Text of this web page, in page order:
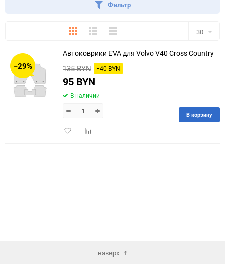
Фильтр
ПлиткаПодробноКомпактно 30
30
150
−29%
Автоковрики EVA для Volvo V40 Cross Country
135 BYN −40 BYN
95 BYN
В наличии
ДобавитьДобавить
В корзину
наверх